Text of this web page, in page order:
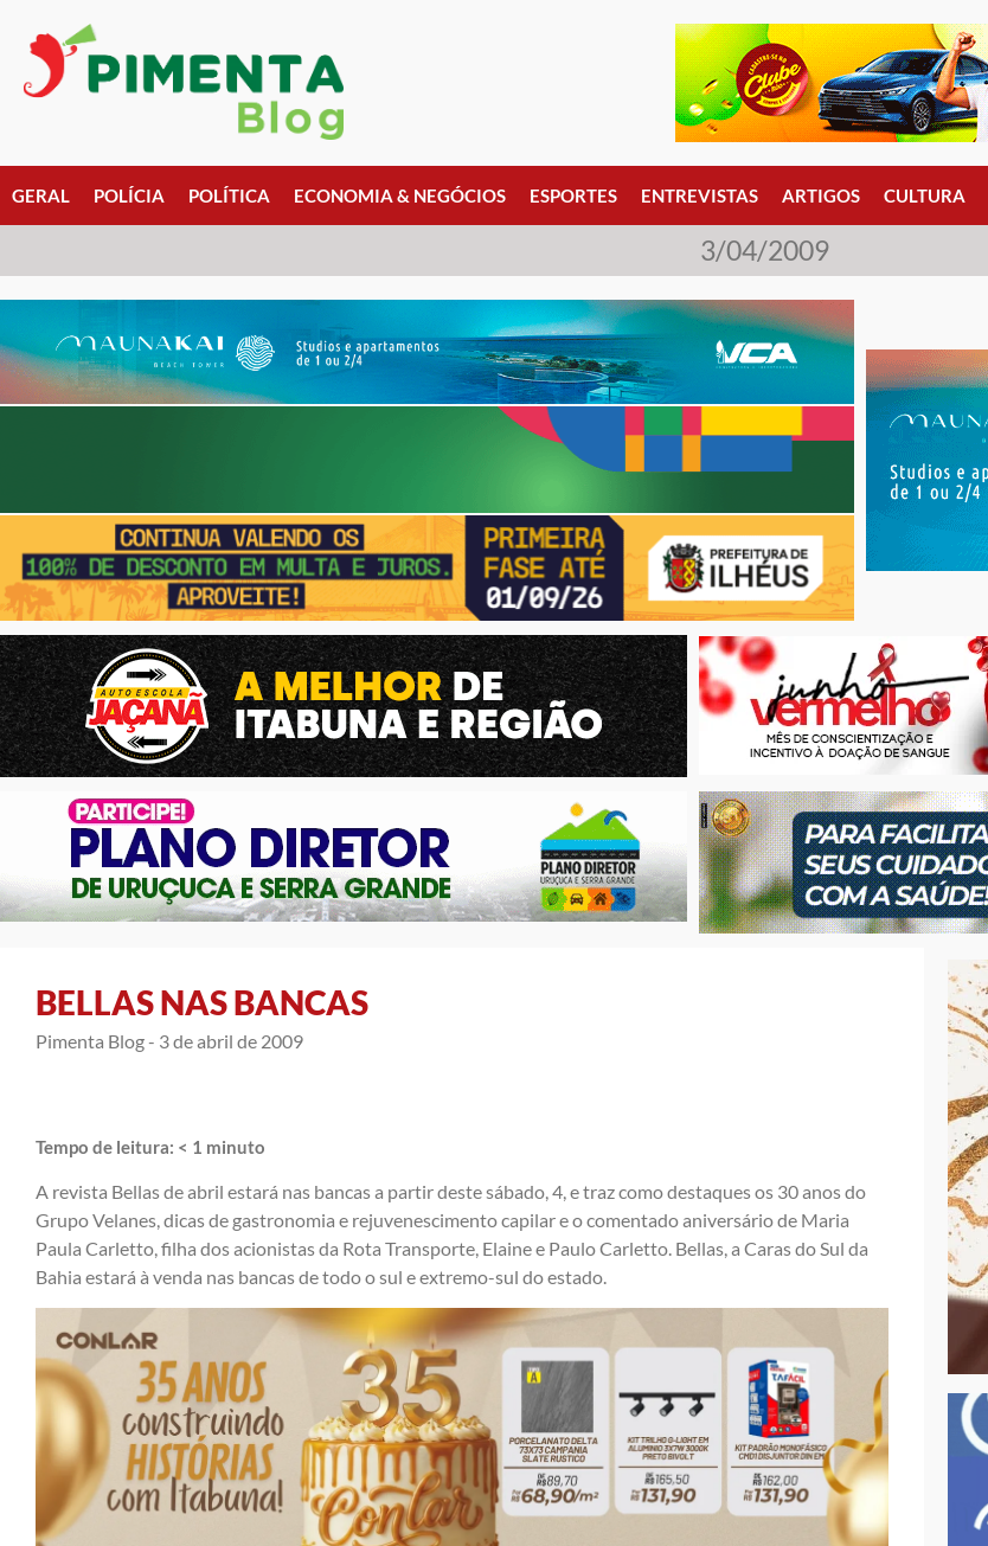
GERAL POLÍCIA POLÍTICA ECONOMIA & NEGÓCIOS ESPORTES ENTREVISTAS ARTIGOS CULTURA
3/04/2009
BELLAS NAS BANCAS
Pimenta Blog - 3 de abril de 2009
Tempo de leitura: < 1 minuto
A revista Bellasde abril estará nas bancas a partir deste sábado, 4, e traz como destaques os 30 anos do
Grupo Velanes, dicas de gastronomia e rejuvenescimento capilar e o comentado aniversário de Maria
Paula Carletto, filha dos acionistas da Rota Transporte, Elaine e Paulo Carletto. Bellas, a Caras do Sul da
Bahia estará à venda nas bancas de todo o sul e extremo-sul do estado.